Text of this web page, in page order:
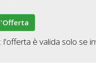
: l'offerta è valida solo se